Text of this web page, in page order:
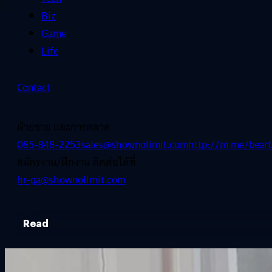
Biz
Game
Life
Contact
ฝ่ายขาย และการตลาด
085-848-2253sales@shownolimit.comhttp://m.me/
สมัครงาน/ฝึกงาน ติดต่อได้ที่
hr-ga@shownolimit.com
Read